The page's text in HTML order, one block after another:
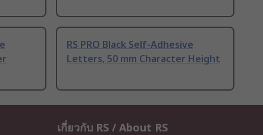
RS PRO Black Self-Adhesive
Letters, 50 mm Character Height
เกี่ยวกับ RS / About RS